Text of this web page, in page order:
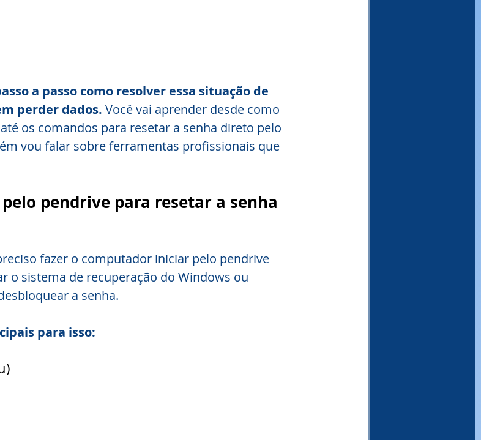
a passo como resolver essa situação de
perder dados. Você vai aprender desde como
os comandos para resetar a senha direto pelo
vou falar sobre ferramentas profissionais que
pendrive para resetar a senha
fazer o computador iniciar pelo pendrive
o sistema de recuperação do Windows ou
a senha.
para isso: